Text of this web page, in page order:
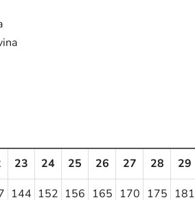
23 24 25 26 27 28 29
144 152 156 165 170 175 181